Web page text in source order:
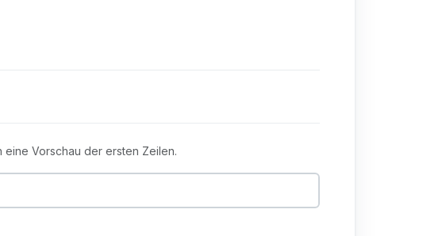
eine Vorschau der ersten Zeilen.